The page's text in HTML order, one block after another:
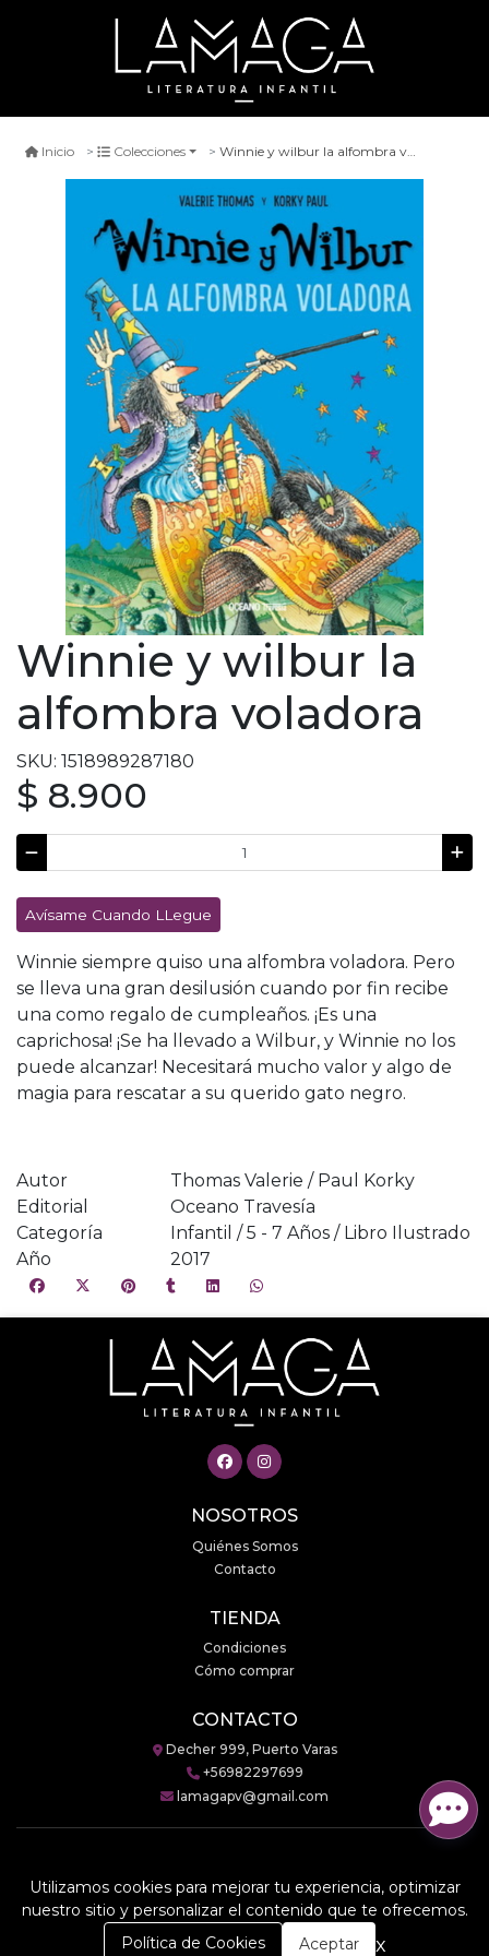
Inicio Colecciones Winnie y wilbur la alfombra voladora
Winnie y wilbur la
alfombra voladora
SKU: 1518989287180
$ 8.900
Avísame Cuando LLegue
Winnie siempre quiso una alfombra voladora. Pero
se lleva una gran desilusión cuando por fin recibe
una como regalo de cumpleaños. ¡Es una
caprichosa! ¡Se ha llevado a Wilbur, y Winnie no los
puede alcanzar! Necesitará mucho valor y algo de
magia para rescatar a su querido gato negro.
Autor
Thomas Valerie / Paul Korky
Editorial
Oceano Travesía
Categoría
Infantil / 5 - 7 Años / Libro Ilustrado
Año
2017
NOSOTROS
Quiénes Somos
Contacto
TIENDA
Condiciones
Cómo comprar
CONTACTO
Decher 999, Puerto Varas
+56982297699
lamagapv@gmail.com
LaMaga © 2026
Creado porBsale
0
Utilizamos cookies para mejorar tu experiencia, optimizar
nuestro sitio y personalizar el contenido que te ofrecemos.
Política de Cookies
Aceptar x